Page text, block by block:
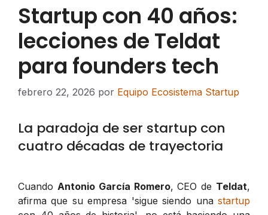
Startup con 40 años:
lecciones de Teldat
para founders tech
febrero 22, 2026 por Equipo Ecosistema Startup
La paradoja de ser startup con
cuatro décadas de trayectoria
Cuando Antonio García Romero, CEO de Teldat,
afirma que su empresa 'sigue siendo una startup